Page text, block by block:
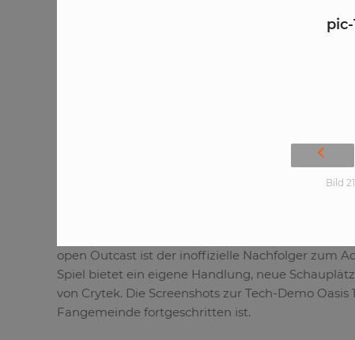
pic-
Bild
open Outcast ist der inoffizielle Nachfolger zum
Spiel bietet ein eigene Handlung, neue
von Crytek. Die Screenshots zur Tech-Demo
Fangemeinde fortgeschritten ist.